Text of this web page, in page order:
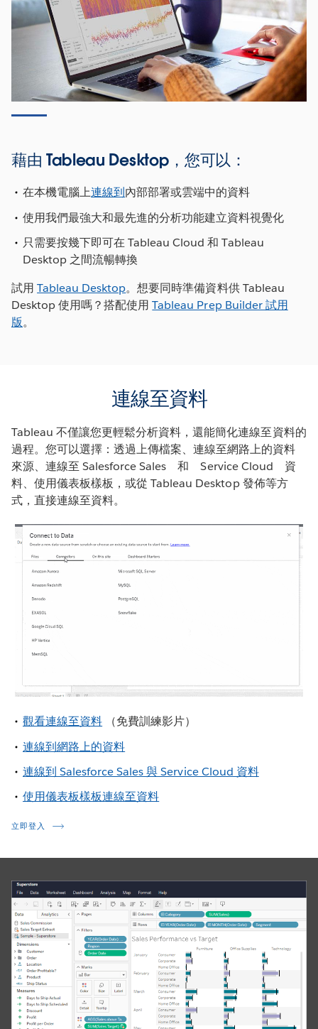
藉由 Tableau Desktop，您可以：
在本機電腦上連線到內部部署或雲端中的資料
使用我們最強大和最先進的分析功能建立資料視覺化
只需要按幾下即可在 Tableau Cloud 和 Tableau
Desktop 之間流暢轉換
試用Tableau Desktop。想要同時準備資料供 Tableau
Desktop 使用嗎？搭配使用Tableau Prep Builder 試用
版。
連線至資料
Tableau 不僅讓您更輕鬆分析資料，還能簡化連線至資料的
過程。您可以選擇：透過上傳檔案、連線至網路上的資料
來源、連線至 Salesforce Sales 和 Service Cloud 資
料、使用儀表板樣板，或從 Tableau Desktop 發佈等方
式，直接連線至資料。
觀看連線至資料 （免費訓練影片）
連線到網路上的資料
連線到 Salesforce Sales 與 Service Cloud 資料
使用儀表板樣板連線至資料
立即登入